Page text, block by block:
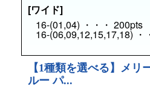
[ワイド]
16-(01,04) ・・・ 200pts
16-(06,09,12,15,17,18) ・